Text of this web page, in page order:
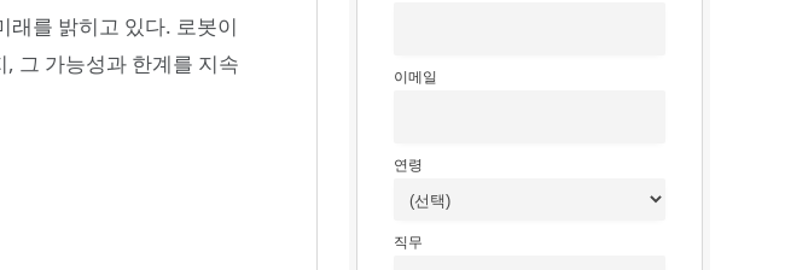
래를 밝히고 있다. 로봇이
그 가능성과 한계를 지속
이메일
연령
직무